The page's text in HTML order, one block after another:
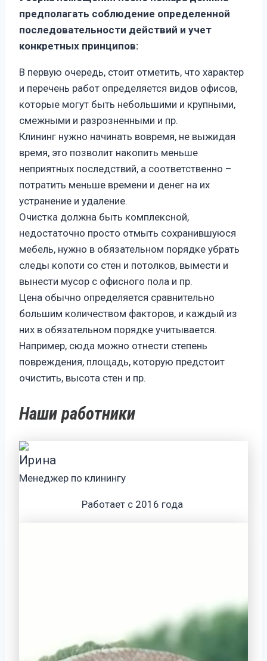
предполагать соблюдение определенной
последовательности действий и учет
конкретных принципов:
В первую очередь, стоит отметить, что характер
и перечень работ определяется видов офисов,
которые могут быть небольшими и крупными,
смежными и разрозненными и пр.
Клининг нужно начинать вовремя, не выжидая
время, это позволит накопить меньше
неприятных последствий, а соответственно –
потратить меньше времени и денег на их
устранение и удаление.
Очистка должна быть комплексной,
недостаточно просто отмыть сохранившуюся
мебель, нужно в обязательном порядке убрать
следы копоти со стен и потолков, вымести и
вынести мусор с офисного пола и пр.
Цена обычно определяется сравнительно
большим количеством факторов, и каждый из
них в обязательном порядке учитывается.
Например, сюда можно отнести степень
повреждения, площадь, которую предстоит
очистить, высота стен и пр.
Наши работники
Ирина
Менеджер по клинингу
Работает с 2016 года